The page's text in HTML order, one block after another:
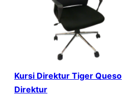
Kursi Direktur Tiger Queso
Direktur